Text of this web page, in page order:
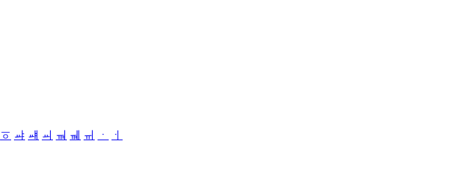
ㆆ ㆇ ㆈ ㆉ ㆊ ㆋ ㆌ ㆍ
ㆎ